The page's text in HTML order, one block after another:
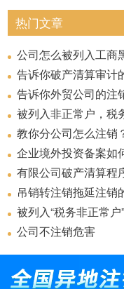
5、开户行：
办理上海公
1、公司法定
书
2、企业清算
法人注销登记
3、公司股
4、公司清算
确认的清算
5、公司清算
（七）代表
通知书的自
权。
债权人申报
明材料。清
间，清算组
四、清算组
单后，应当
人民法院确
剩余财产，
状况、资产
10、加盖公
注意事项：
(一)两个以上
方大股东在
申请核准。
办理备案或
(二)自领取《
资的，《证
重新办理备
在全国性报
委在审核境
规行为后办
的冠名应当
有关规定获
国”、“中华”
定要注意。
公司。一般
程序)，然后
作为收回投
经营活动的
开展与清算
司因为还存
一股东持股
可以约定由
换取母公司
步： 第一步
变为母公司
子公司的子
公司之间吸
管机构审评
1、《企业设
表》、《投
业经营场所
2、《名称
知书》
3、《指定(委
4、总公司拨
5、公司对分
的需要提供
6、加盖公
7、总公司章
记机关菱形
8、公司拨付
9、经营范围
门的批准文
热门文章
公司怎么被列入工商黑名
告诉你破产清算审计的内
告诉你外贸公司的注销程
被列入非正常户，税务注销怎
教你分公司怎么注销
企业境外投资备案如何办理
有限公司破产清算程序是
吊销转注销拖延注销
被列入“税务非正常户”无法办理公司注销该怎
公司不注销危害